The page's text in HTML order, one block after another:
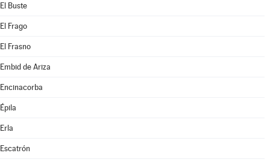
El Buste
El Frago
El Frasno
Embid de Ariza
Encinacorba
Épila
Erla
Escatrón